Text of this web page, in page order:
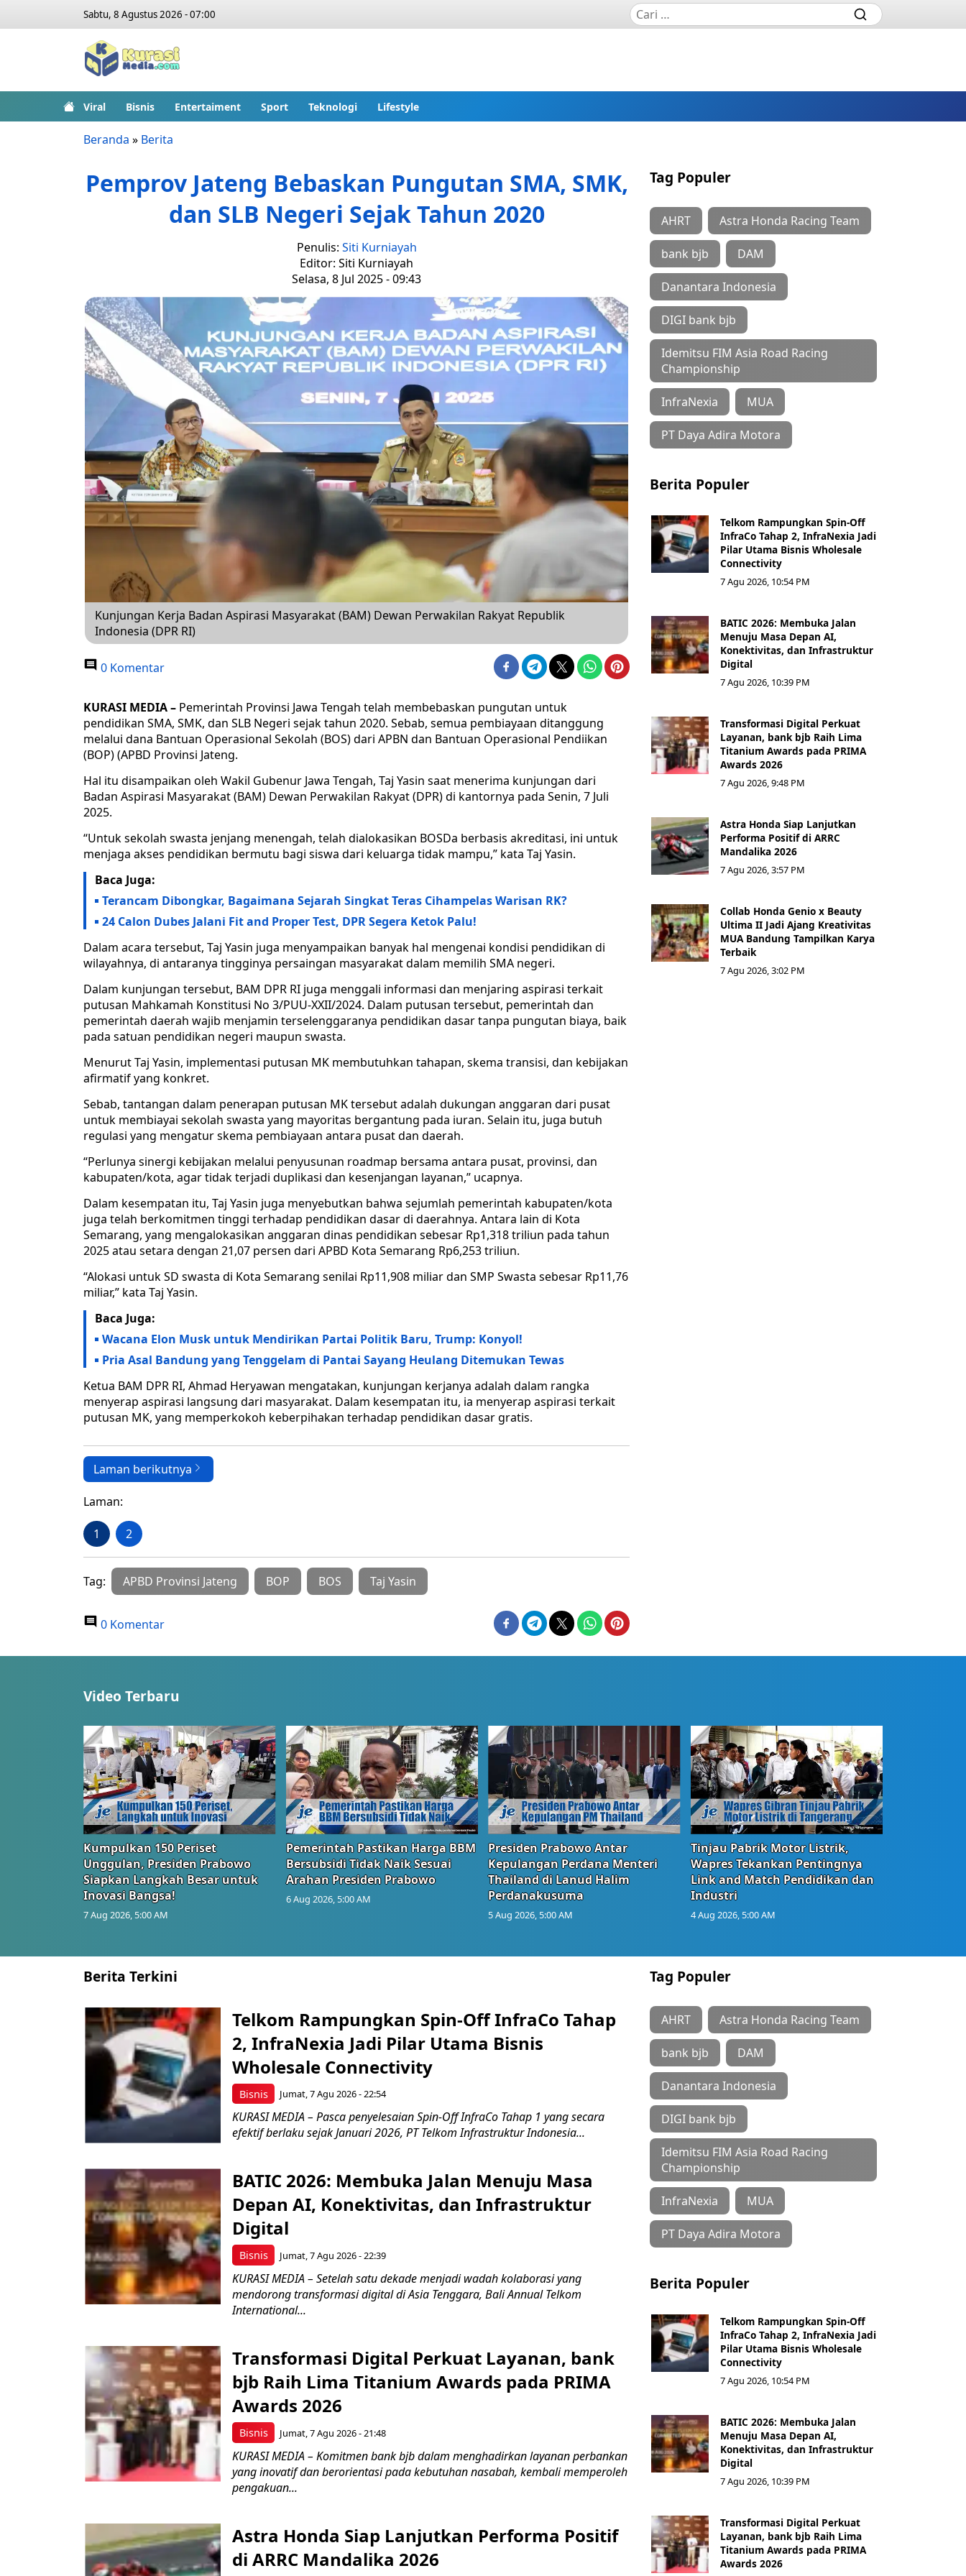
Sabtu, 8 Agustus 2026 - 07:00
Viral Bisnis Entertaiment Sport Teknologi Lifestyle
Beranda » Berita
Pemprov Jateng Bebaskan Pungutan SMA, SMK,
dan SLB Negeri Sejak Tahun 2020
Penulis: Siti Kurniayah
Editor: Siti Kurniayah
Selasa, 8 Jul 2025 - 09:43
Kunjungan Kerja Badan Aspirasi Masyarakat (BAM) Dewan Perwakilan Rakyat Republik
Indonesia (DPR RI)
0 Komentar
KURASI MEDIA – Pemerintah Provinsi Jawa Tengah telah membebaskan pungutan untuk
pendidikan SMA, SMK, dan SLB Negeri sejak tahun 2020. Sebab, semua pembiayaan ditanggung
melalui dana Bantuan Operasional Sekolah (BOS) dari APBN dan Bantuan Operasional Pendiikan
(BOP) (APBD Provinsi Jateng.
Hal itu disampaikan oleh Wakil Gubenur Jawa Tengah, Taj Yasin saat menerima kunjungan dari
Badan Aspirasi Masyarakat (BAM) Dewan Perwakilan Rakyat (DPR) di kantornya pada Senin, 7 Juli
2025.
“Untuk sekolah swasta jenjang menengah, telah dialokasikan BOSDa berbasis akreditasi, ini untuk
menjaga akses pendidikan bermutu bagi siswa dari keluarga tidak mampu,” kata Taj Yasin.
Baca Juga:
Terancam Dibongkar, Bagaimana Sejarah Singkat Teras Cihampelas Warisan RK?
24 Calon Dubes Jalani Fit and Proper Test, DPR Segera Ketok Palu!
Dalam acara tersebut, Taj Yasin juga menyampaikan banyak hal mengenai kondisi pendidikan di
wilayahnya, di antaranya tingginya persaingan masyarakat dalam memilih SMA negeri.
Dalam kunjungan tersebut, BAM DPR RI juga menggali informasi dan menjaring aspirasi terkait
putusan Mahkamah Konstitusi No 3/PUU-XXII/2024. Dalam putusan tersebut, pemerintah dan
pemerintah daerah wajib menjamin terselenggaranya pendidikan dasar tanpa pungutan biaya, baik
pada satuan pendidikan negeri maupun swasta.
Menurut Taj Yasin, implementasi putusan MK membutuhkan tahapan, skema transisi, dan kebijakan
afirmatif yang konkret.
Sebab, tantangan dalam penerapan putusan MK tersebut adalah dukungan anggaran dari pusat
untuk membiayai sekolah swasta yang mayoritas bergantung pada iuran. Selain itu, juga butuh
regulasi yang mengatur skema pembiayaan antara pusat dan daerah.
“Perlunya sinergi kebijakan melalui penyusunan roadmap bersama antara pusat, provinsi, dan
kabupaten/kota, agar tidak terjadi duplikasi dan kesenjangan layanan,” ucapnya.
Dalam kesempatan itu, Taj Yasin juga menyebutkan bahwa sejumlah pemerintah kabupaten/kota
juga telah berkomitmen tinggi terhadap pendidikan dasar di daerahnya. Antara lain di Kota
Semarang, yang mengalokasikan anggaran dinas pendidikan sebesar Rp1,318 triliun pada tahun
2025 atau setara dengan 21,07 persen dari APBD Kota Semarang Rp6,253 triliun.
“Alokasi untuk SD swasta di Kota Semarang senilai Rp11,908 miliar dan SMP Swasta sebesar Rp11,76
miliar,” kata Taj Yasin.
Baca Juga:
Wacana Elon Musk untuk Mendirikan Partai Politik Baru, Trump: Konyol!
Pria Asal Bandung yang Tenggelam di Pantai Sayang Heulang Ditemukan Tewas
Ketua BAM DPR RI, Ahmad Heryawan mengatakan, kunjungan kerjanya adalah dalam rangka
menyerap aspirasi langsung dari masyarakat. Dalam kesempatan itu, ia menyerap aspirasi terkait
putusan MK, yang memperkokoh keberpihakan terhadap pendidikan dasar gratis.
Laman berikutnya
Laman:
1 2
Tag: APBD Provinsi Jateng BOP BOS Taj Yasin
0 Komentar
Tag Populer
AHRT Astra Honda Racing Team
bank bjb DAM
Danantara Indonesia
DIGI bank bjb
Idemitsu FIM Asia Road Racing
Championship
InfraNexia MUA
PT Daya Adira Motora
Berita Populer
Telkom Rampungkan Spin-Off
InfraCo Tahap 2, InfraNexia Jadi
Pilar Utama Bisnis Wholesale
Connectivity
7 Agu 2026, 10:54 PM
BATIC 2026: Membuka Jalan
Menuju Masa Depan AI,
Konektivitas, dan Infrastruktur
Digital
7 Agu 2026, 10:39 PM
Transformasi Digital Perkuat
Layanan, bank bjb Raih Lima
Titanium Awards pada PRIMA
Awards 2026
7 Agu 2026, 9:48 PM
Astra Honda Siap Lanjutkan
Performa Positif di ARRC
Mandalika 2026
7 Agu 2026, 3:57 PM
Collab Honda Genio x Beauty
Ultima II Jadi Ajang Kreativitas
MUA Bandung Tampilkan Karya
Terbaik
7 Agu 2026, 3:02 PM
Video Terbaru
Kumpulkan 150 Periset
Unggulan, Presiden Prabowo
Siapkan Langkah Besar untuk
Inovasi Bangsa!
7 Aug 2026, 5:00 AM
Pemerintah Pastikan Harga BBM
Bersubsidi Tidak Naik Sesuai
Arahan Presiden Prabowo
6 Aug 2026, 5:00 AM
Presiden Prabowo Antar
Kepulangan Perdana Menteri
Thailand di Lanud Halim
Perdanakusuma
5 Aug 2026, 5:00 AM
Tinjau Pabrik Motor Listrik,
Wapres Tekankan Pentingnya
Link and Match Pendidikan dan
Industri
4 Aug 2026, 5:00 AM
Berita Terkini
Bisnis
Telkom Rampungkan Spin-Off InfraCo Tahap
2, InfraNexia Jadi Pilar Utama Bisnis
Wholesale Connectivity
Jumat, 7 Agu 2026 - 22:54
KURASI MEDIA – Pasca penyelesaian Spin-Off InfraCo Tahap 1 yang secara
efektif berlaku sejak Januari 2026, PT Telkom Infrastruktur Indonesia...
Bisnis
BATIC 2026: Membuka Jalan Menuju Masa
Depan AI, Konektivitas, dan Infrastruktur
Digital
Jumat, 7 Agu 2026 - 22:39
KURASI MEDIA – Setelah satu dekade menjadi wadah kolaborasi yang
mendorong transformasi digital di Asia Tenggara, Bali Annual Telkom
International...
Bisnis
Transformasi Digital Perkuat Layanan, bank
bjb Raih Lima Titanium Awards pada PRIMA
Awards 2026
Jumat, 7 Agu 2026 - 21:48
KURASI MEDIA – Komitmen bank bjb dalam menghadirkan layanan perbankan
yang inovatif dan berorientasi pada kebutuhan nasabah, kembali memperoleh
pengakuan...
Astra Honda Siap Lanjutkan Performa Positif
di ARRC Mandalika 2026
Tag Populer
AHRT Astra Honda Racing Team
bank bjb DAM
Danantara Indonesia
DIGI bank bjb
Idemitsu FIM Asia Road Racing
Championship
InfraNexia MUA
PT Daya Adira Motora
Berita Populer
Telkom Rampungkan Spin-Off
InfraCo Tahap 2, InfraNexia Jadi
Pilar Utama Bisnis Wholesale
Connectivity
7 Agu 2026, 10:54 PM
BATIC 2026: Membuka Jalan
Menuju Masa Depan AI,
Konektivitas, dan Infrastruktur
Digital
7 Agu 2026, 10:39 PM
Transformasi Digital Perkuat
Layanan, bank bjb Raih Lima
Titanium Awards pada PRIMA
Awards 2026